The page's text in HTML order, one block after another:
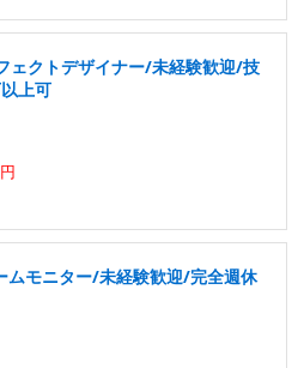
ェクトデザイナー/未経験歓迎/技
上可
ムモニター/未経験歓迎/完全週休